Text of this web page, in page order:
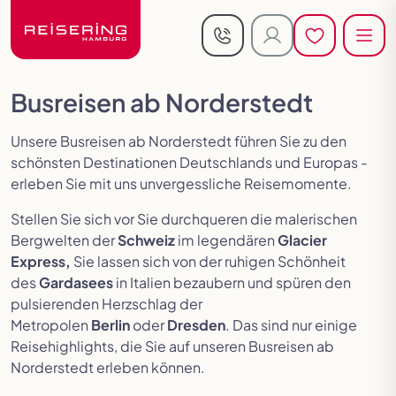
reisering-hamburg.de
Jetzt anrufenKundenlogin
Merkliste
Merkliste
Reisen in
Reiseländer
AndorraBaltikum BeneluxDeutschlandEngland Frankreich
Italien
Polen PortugalSchottlandSchweizSkandinavienSlowakei
SlowenienSpanien TschechienUngarn
Busreisen
Festtagsreisen
Saisonreisen
Flusskreuzfahrten
Begleitete
Flugreisen
Sonderreisen
Kultur- &
Busreisen
BusreisenAktivreisenExklusiv
für
Alleinreisende
KurreisenKurzreisenReisen
im 5-
Sterne-
Bus
Rundreisen
StädtereisenBusreisenDeluxe
Tour
Busreisen ab Norderstedt
Unsere Busreisen ab Norderstedt führen Sie zu den
schönsten Destinationen Deutschlands und Europas -
erleben Sie mit uns unvergessliche Reisemomente.
Stellen Sie sich vor Sie durchqueren die malerischen
Bergwelten derSchweizim legendärenGlacier
Express, Sie lassen sich von der ruhigen Schönheit
desGardaseesin Italien bezaubern und spüren den
pulsierenden Herzschlag der
Metropolen BerlinoderDresden. Das sind nur einige
Reisehighlights, die Sie auf unseren Busreisen ab
Norderstedt erleben können.